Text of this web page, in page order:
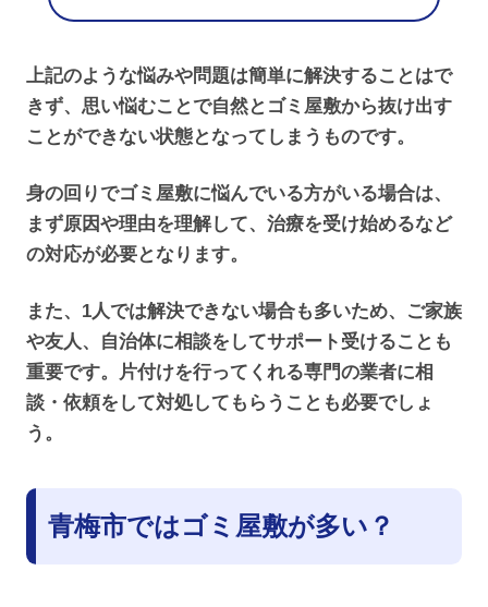
上記のような悩みや問題は簡単に解決することはで
きず、思い悩むことで自然とゴミ屋敷から抜け出す
ことができない状態となってしまうものです。
身の回りでゴミ屋敷に悩んでいる方がいる場合は、
まず原因や理由を理解して、治療を受け始めるなど
の対応が必要となります。
また、1人では解決できない場合も多いため、ご家族
や友人、自治体に相談をしてサポート受けることも
重要です。片付けを行ってくれる専門の業者に相
談・依頼をして対処してもらうことも必要でしょ
う。
青梅市ではゴミ屋敷が多い？